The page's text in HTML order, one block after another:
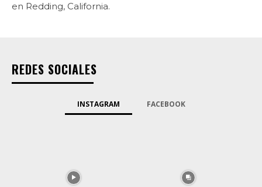
en Redding, California.
REDES SOCIALES
INSTAGRAM FACEBOOK